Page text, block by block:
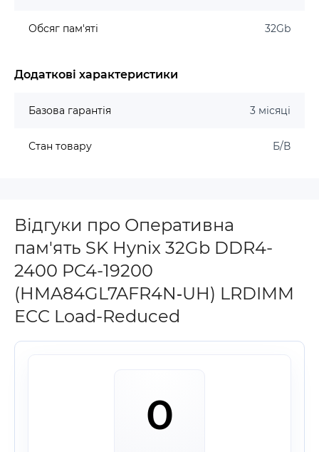
Обсяг пам'яті 32Gb
Додаткові характеристики
Базова гарантія 3 місяці
Стан товару Б/В
Відгуки про Оперативна
пам'ять SK Hynix 32Gb DDR4-
2400 PC4-19200
(HMA84GL7AFR4N‐UH) LRDIMM
ECC Load-Reduced
0